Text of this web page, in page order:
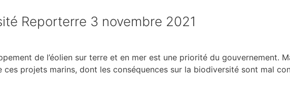
Reporterre 3 novembre 2021
de l’éolien sur terre et en mer est une priorité du gouvernement.
projets marins, dont les conséquences sur la biodiversité sont mal